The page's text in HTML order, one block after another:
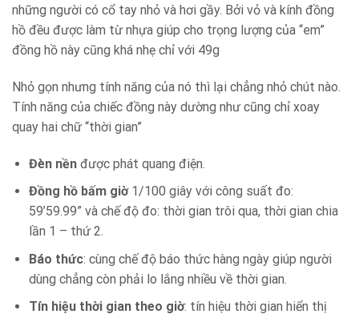
những người có cổ tay nhỏ và hơi gầy. Bởi vỏ và kính đồng
hồ đều được làm từ nhựa giúp cho trọng lượng của “em”
đồng hồ này cũng khá nhẹ chỉ với 49g
Nhỏ gọn nhưng tính năng của nó thì lại chẳng nhỏ chút nào.
Tính năng của chiếc đồng này dường như cũng chỉ xoay
quay hai chữ “thời gian”
Đèn nềnđược phát quang điện.
Đồng hồ bấm giờ1/100 giây với công suất đo:
59’59.99” và chế độ đo: thời gian trôi qua, thời gian chia
lần 1 – thứ 2.
Báo thức: cùng chế độ báo thức hàng ngày giúp người
dùng chẳng còn phải lo lắng nhiều về thời gian.
Tín hiệu thời gian theo giờ: tín hiệu thời gian hiển thị